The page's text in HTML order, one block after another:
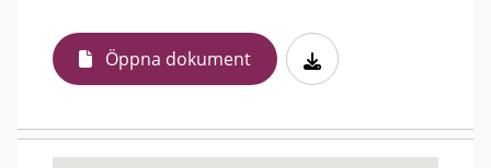
Öppna dokument